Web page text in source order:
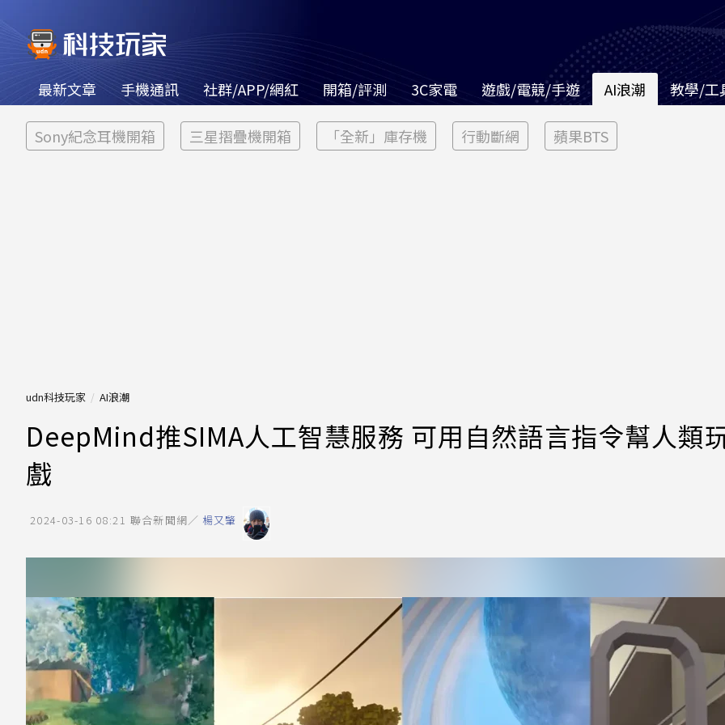
最新文章 手機通訊 社群/APP/網紅 開箱/評測 3C家電 遊戲/電競/手遊 AI浪潮 教學/工
Sony紀念耳機開箱 三星摺疊機開箱 「全新」庫存機 行動斷網 蘋果BTS
udn科技玩家 AI浪潮
DeepMind推SIMA人工智慧服務 可用自然語言指令幫人類
戲
2024-03-16 08:21 聯合新聞網／ 楊又肇